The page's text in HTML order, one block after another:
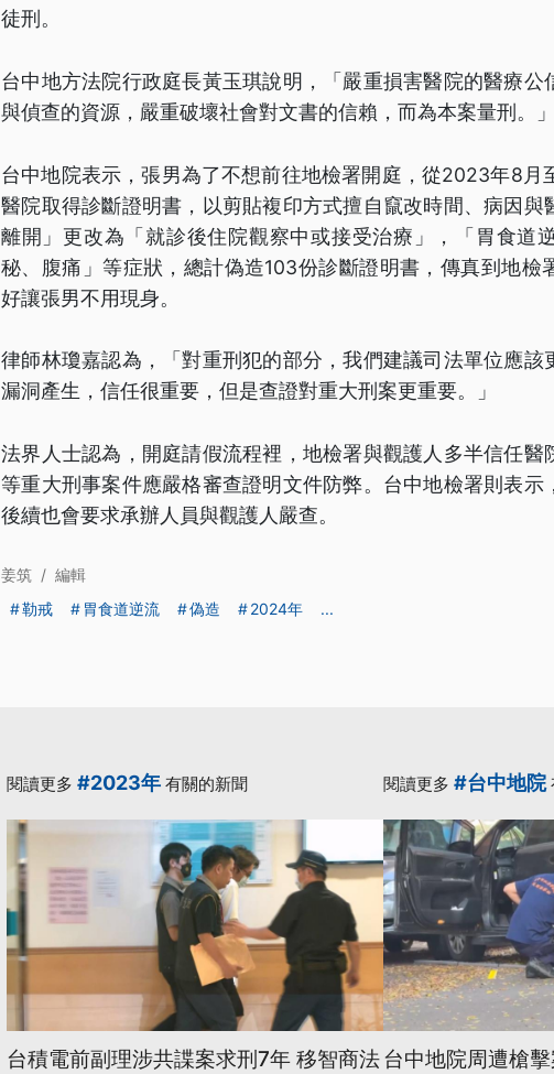
徒刑。
台中地方法院行政庭長黃玉琪說明，「嚴重損害醫院的醫療公
與偵查的資源，嚴重破壞社會對文書的信賴，而為本案量刑。」
台中地院表示，張男為了不想前往地檢署開庭，從2023年8月
醫院取得診斷證明書，以剪貼複印方式擅自竄改時間、病因與
離開」更改為「就診後住院觀察中或接受治療」，「胃食道
秘、腹痛」等症狀，總計偽造103份診斷證明書，傳真到地檢
好讓張男不用現身。
律師林瓊嘉認為，「對重刑犯的部分，我們建議司法單位應該
漏洞產生，信任很重要，但是查證對重大刑案更重要。」
法界人士認為，開庭請假流程裡，地檢署與觀護人多半信任醫
等重大刑事案件應嚴格審查證明文件防弊。台中地檢署則表示
後續也會要求承辦人員與觀護人嚴查。
姜筑 / 編輯
勒戒
胃食道逆流 偽造 2024年 ...
閱讀更多 #2023年 有關的新聞
台積電前副理涉共諜案求刑7年 移智商法
閱讀更多 #台中地院
台中地院周遭槍